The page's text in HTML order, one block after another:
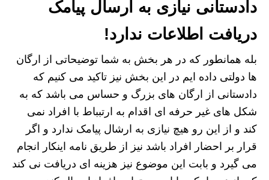
دادستانی نیازی به ارسال پیامک
دریافت اطلاعات ندارد!
بله همانطور که در هر بخش به شما توضیحاتی از ارگان
ها دولتی داده ایم در این بخش نیز تاکید می کنیم که
دادستانی از ارگان های بزرگ و حساس می باشد که به
شکل های غیر حرفه ای اقدام به ارتبباط با افراد نمی
کند و از این رو هیچ نیازی به ارشال پیامک ندارد و اگر
قرار بر احضار افراد باشد نیز از طریق نامه اینکار انجام
می گیرد و بابت این موضوع نیز هزینه ای دریافت نی کند